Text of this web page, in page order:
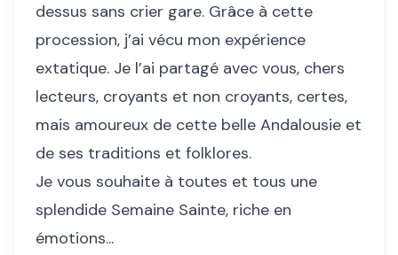
dessus sans crier gare. Grâce à cette
procession, j’ai vécu mon expérience
extatique. Je l’ai partagé avec vous, chers
lecteurs, croyants et non croyants, certes,
mais amoureux de cette belle Andalousie et
de ses traditions et folklores.
Je vous souhaite à toutes et tous une
splendide Semaine Sainte, riche en
émotions...